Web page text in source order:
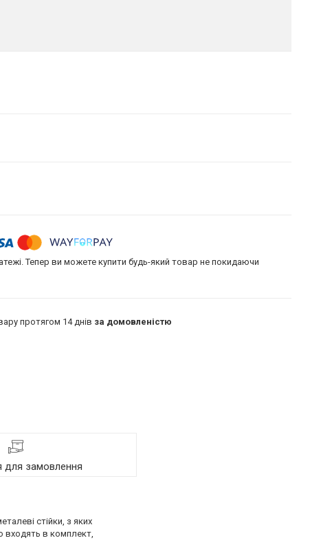
Тепер ви можете купити будь-який товар не покидаючи
протягом 14 днів за домовленістю
для замовлення
стійки, з яких
входять в комплект,